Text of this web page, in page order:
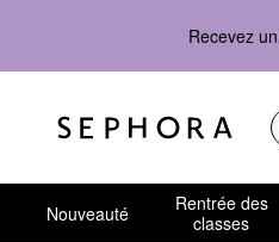
Recevez
Nouveauté
Rentrée des
classes